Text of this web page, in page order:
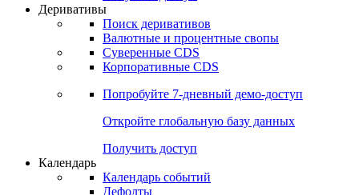
Откройте глобальную базу данных
Получить доступ
Деривативы
Валютные и процентные свопы
Корпоративные CDS
Попробуйте7-дневный
Откройте глобальную базу данных